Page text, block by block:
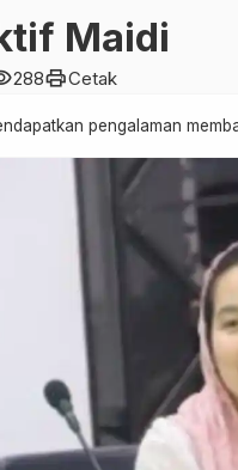
Maidi
288printCetak
pengalaman